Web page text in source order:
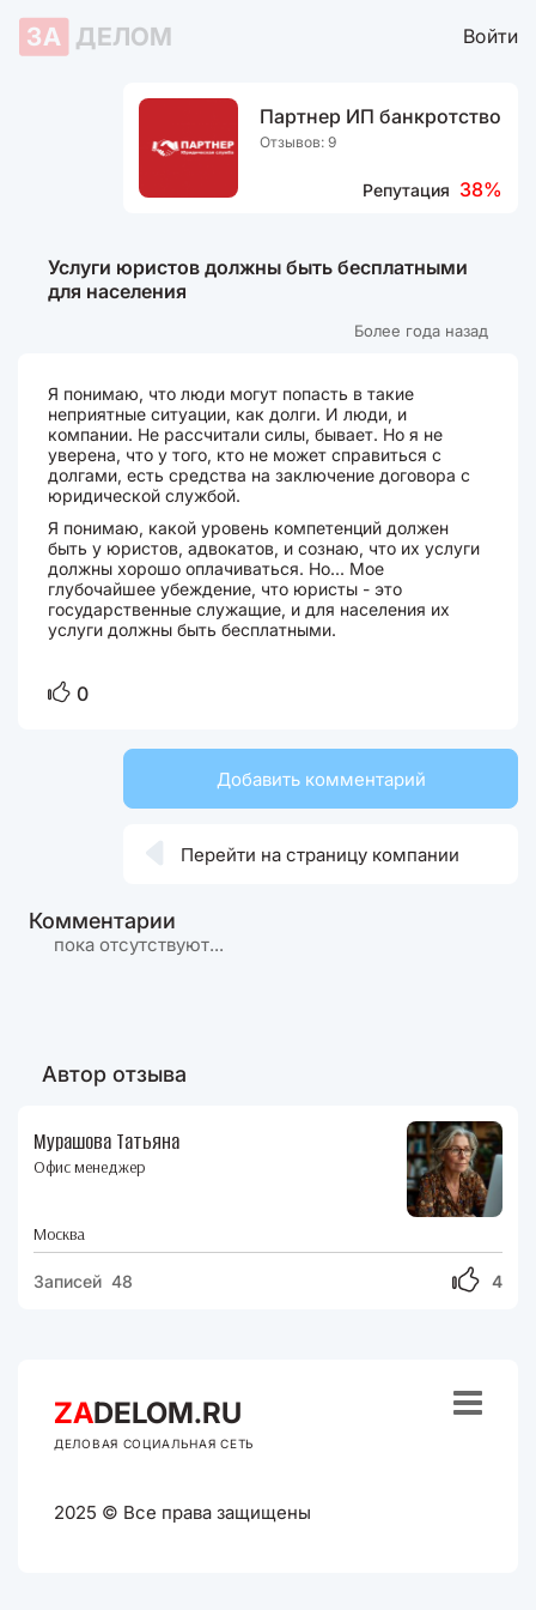
ЗА ДЕЛОМ Войти
Партнер ИП банкротство
Отзывов: 9
Репутация 38%
Услуги юристов должны быть бесплатными
для населения
Более года назад
Я понимаю, что люди могут попасть в такие
неприятные ситуации, как долги. И люди, и
компании. Не рассчитали силы, бывает. Но я не
уверена, что у того, кто не может справиться с
долгами, есть средства на заключение договора с
юридической службой.
Я понимаю, какой уровень компетенций должен
быть у юристов, адвокатов, и сознаю, что их услуги
должны хорошо оплачиваться. Но... Мое
глубочайшее убеждение, что юристы - это
государственные служащие, и для населения их
услуги должны быть бесплатными.
0
Добавить комментарий
Перейти на страницу компании
Комментарии
пока отсутствуют...
Автор отзыва
Мурашова Татьяна
Офис менеджер
Москва
4
Записей 48
ZADELOM.RU
ДЕЛОВАЯ СОЦИАЛЬНАЯ СЕТЬ
2025 © Все права защищены
